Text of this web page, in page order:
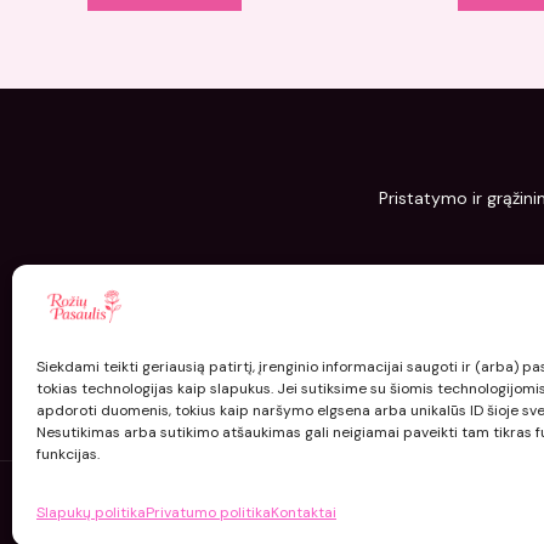
Siekdami teikti geriausią patirtį, įrenginio informacijai saugoti ir (arba)
tokias technologijas kaip slapukus. Jei sutiksime su šiomis
apdoroti duomenis, tokius kaip naršymo elgsena arba unikalūs ID šioje
Nesutikimas arba sutikimo atšaukimas gali neigiamai paveikti tam tikras
funkcijas.
Slapukų politikaPrivatumo politikaKontaktai
Pristatymo ir